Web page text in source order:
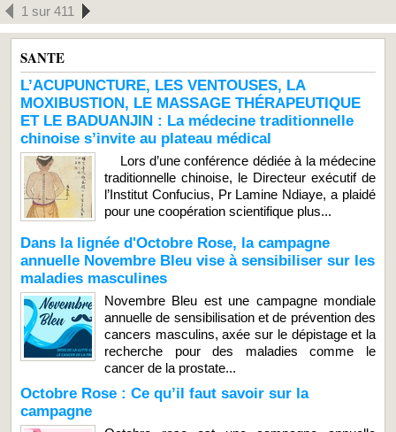
1 sur 411
SANTE
L’ACUPUNCTURE, LES VENTOUSES, LA
MOXIBUSTION, LE MASSAGE THÉRAPEUTIQUE
ET LE BADUANJIN : La médecine traditionnelle
chinoise s’invite au plateau médical
Lors d’une conférence dédiée à la médecine
traditionnelle chinoise, le Directeur exécutif de
l’Institut Confucius, Pr Lamine Ndiaye, a plaidé
pour une coopération scientifique plus...
Dans la lignée d'Octobre Rose, la campagne
annuelle Novembre Bleu vise à sensibiliser sur les
maladies masculines
Novembre Bleu est une campagne mondiale
annuelle de sensibilisation et de prévention des
cancers masculins, axée sur le dépistage et la
recherche pour des maladies comme le
cancer de la prostate...
Octobre Rose : Ce qu’il faut savoir sur la
campagne